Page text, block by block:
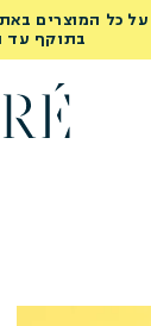
החזר כספי עד 30 יום על